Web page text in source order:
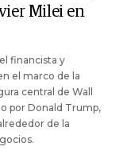
Milei en
financista y
el marco de la
central de Wall
por Donald Trump,
de la